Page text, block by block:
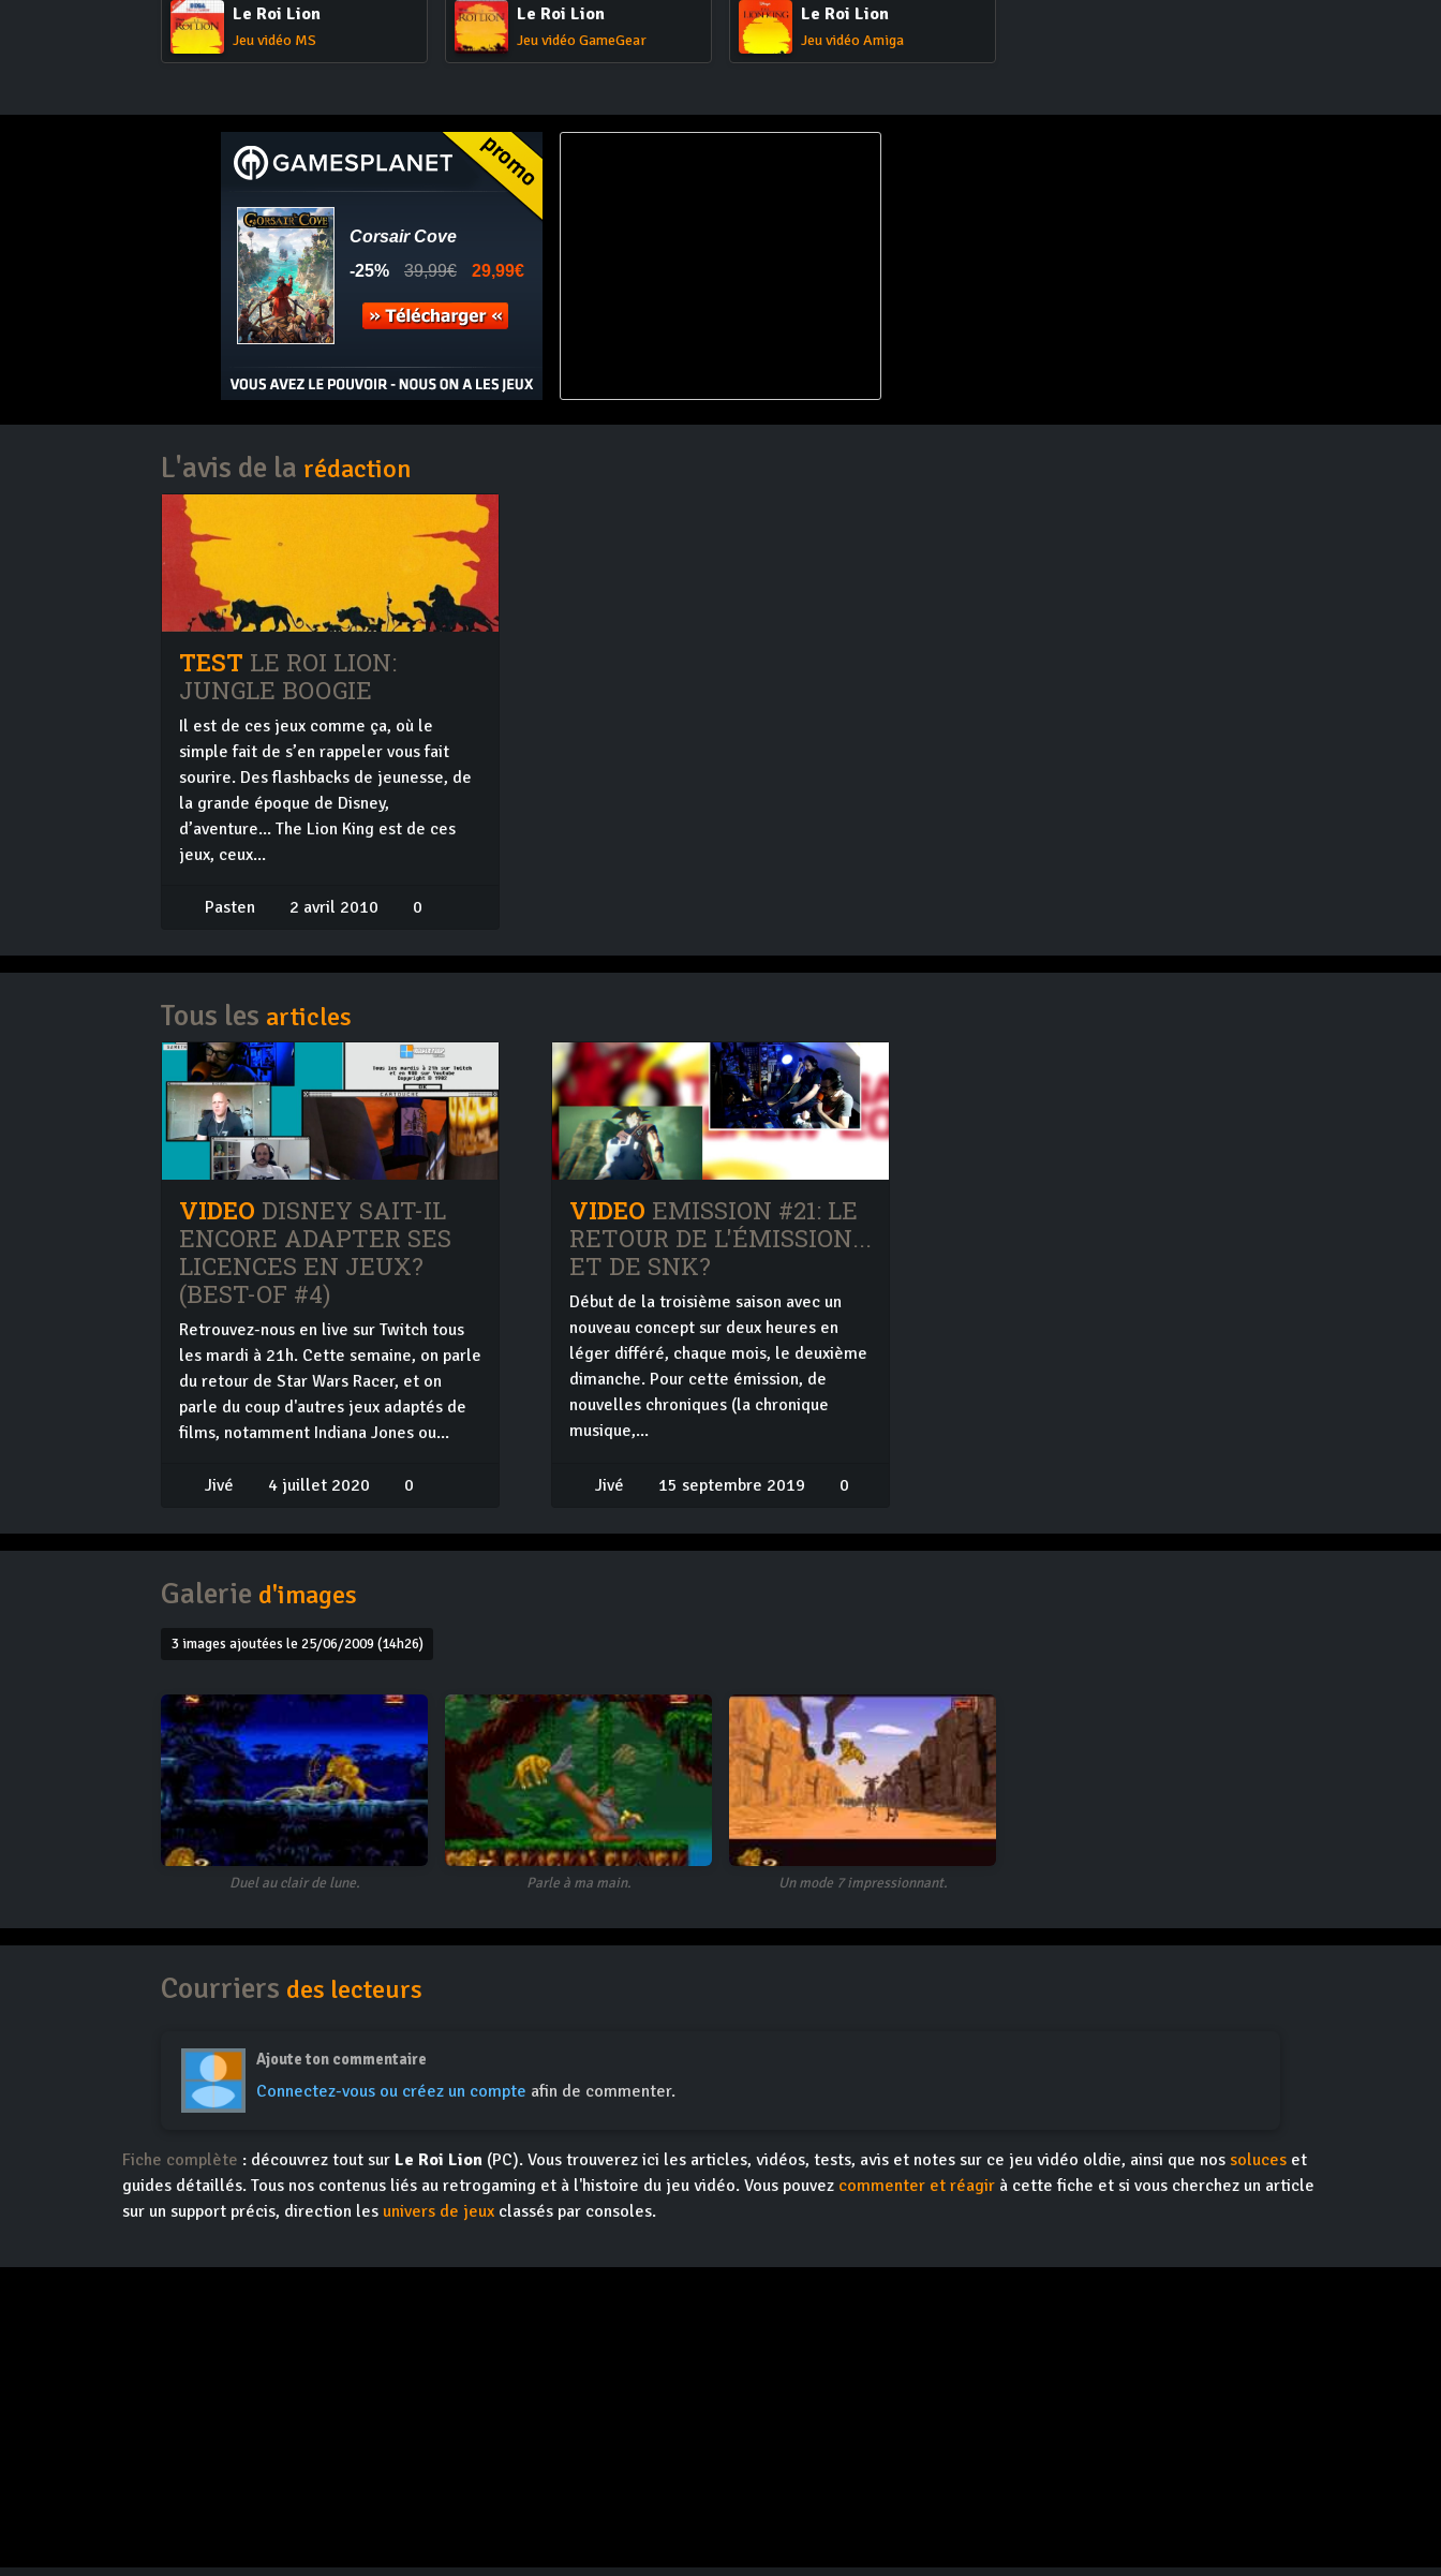
Le Roi Lion
Jeu vidéo MS
Le Roi Lion
Jeu vidéo GameGear
Le Roi Lion
Jeu vidéo Amiga
L'avis de la rédaction
TEST LE ROI LION:
JUNGLE BOOGIE
Il est de ces jeux comme ça, où le
simple fait de s’en rappeler vous fait
sourire. Des flashbacks de jeunesse, de
la grande époque de Disney,
d’aventure... The Lion King est de ces
jeux, ceux...
Pasten 2 avril 2010 0
Tous les articles
VIDEO DISNEY SAIT-IL
ENCORE ADAPTER SES
LICENCES EN JEUX?
(BEST-OF #4)
Retrouvez-nous en live sur Twitch tous
les mardi à 21h. Cette semaine, on parle
du retour de Star Wars Racer, et on
parle du coup d'autres jeux adaptés de
films, notamment Indiana Jones ou...
Jivé 4 juillet 2020 0
VIDEO EMISSION #21: LE
RETOUR DE L'ÉMISSION...
ET DE SNK?
Début de la troisième saison avec un
nouveau concept sur deux heures en
léger différé, chaque mois, le deuxième
dimanche. Pour cette émission, de
nouvelles chroniques (la chronique
musique,...
Jivé 15 septembre 2019 0
Galerie d'images
3 images ajoutées le 25/06/2009 (14h26)
Duel au clair de lune. Parle à ma main. Un mode 7 impressionnant.
Courriers des lecteurs
Ajoute ton commentaire
Connectez-vous ou créez un compte afin de commenter.
Fiche complète : découvrez tout sur Le Roi Lion (PC). Vous trouverez ici les articles, vidéos, tests, avis et notes sur ce jeu vidéo oldie, ainsi que nos soluces et
guides détaillés. Tous nos contenus liés au retrogaming et à l'histoire du jeu vidéo. Vous pouvez commenter et réagir à cette fiche et si vous cherchez un article
sur un support précis, direction les univers de jeux classés par consoles.